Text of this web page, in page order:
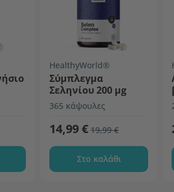
HealthyWorld®
Σύμπλεγμα
Σεληνίου 200 µg
365 κάψουλες
14,99 € 19,99 €
Στο καλάθι